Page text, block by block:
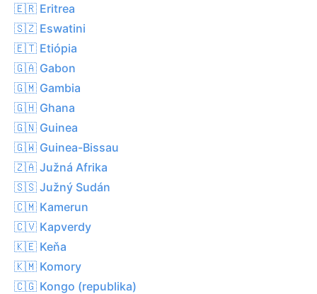
🇪🇷 Eritrea
🇸🇿 Eswatini
🇪🇹 Etiópia
🇬🇦 Gabon
🇬🇲 Gambia
🇬🇭 Ghana
🇬🇳 Guinea
🇬🇼 Guinea-Bissau
🇿🇦 Južná Afrika
🇸🇸 Južný Sudán
🇨🇲 Kamerun
🇨🇻 Kapverdy
🇰🇪 Keňa
🇰🇲 Komory
🇨🇬 Kongo (republika)